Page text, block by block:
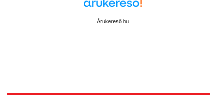
Árukereső.hu